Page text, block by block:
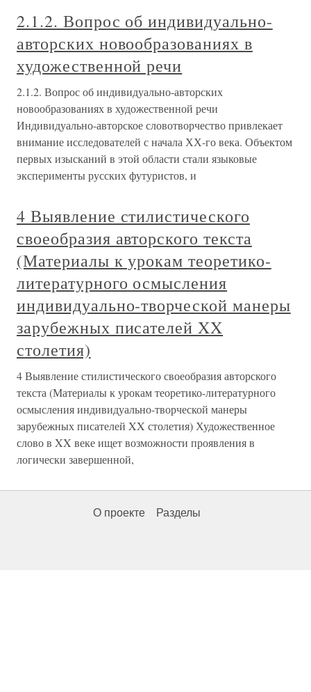
2.1.2. Вопрос об индивидуально-
авторских новообразованиях в
художественной речи
2.1.2. Вопрос об индивидуально-авторских
новообразованиях в художественной речи
Индивидуально-авторское словотворчество привлекает
внимание исследователей с начала ХХ-го века. Объектом
первых изысканий в этой области стали языковые
эксперименты русских футуристов, и
4 Выявление стилистического
своеобразия авторского текста
(Материалы к урокам теоретико-
литературного осмысления
индивидуально-творческой манеры
зарубежных писателей XX
столетия)
4 Выявление стилистического своеобразия авторского
текста (Материалы к урокам теоретико-литературного
осмысления индивидуально-творческой манеры
зарубежных писателей XX столетия) Художественное
слово в XX веке ищет возможности проявления в
логически завершенной,
О проекте Разделы